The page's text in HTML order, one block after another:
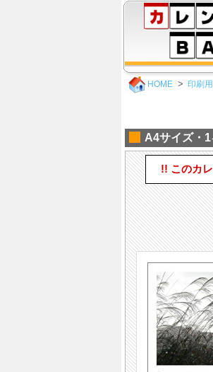
HOME 印刷
A4サイズ・1
!! このカ